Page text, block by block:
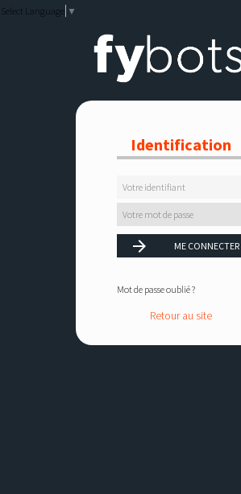
Select Language ▼
Identification
Mot de passe oublié ?
Retour au site